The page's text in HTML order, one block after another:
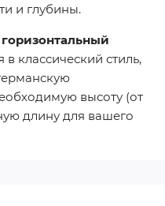
и глубины.
классический стиль,
высоту (от
длину для вашего